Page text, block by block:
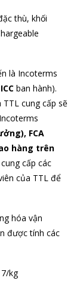
thù, khối
là Incoterms
ban hành).
cung cấp sẽ
FCA
hàng trên
cấp các
của TTL để
hóa vận
được tính các
kg